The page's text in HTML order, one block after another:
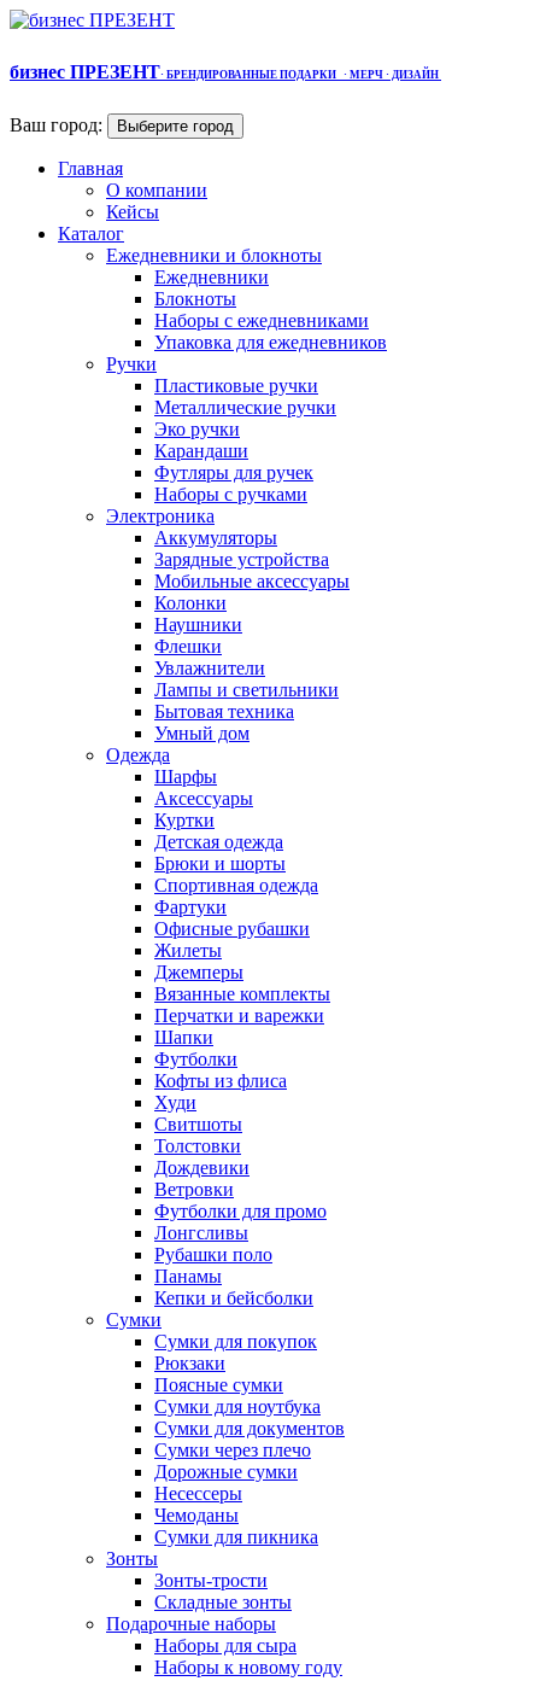
бизнес ПРЕЗЕНТ· БРЕНДИРОВАННЫЕ ПОДАРКИ · МЕРЧ · ДИЗАЙН
Ваш город: Выберите город
Главная
О компании
Кейсы
Каталог
Ежедневники и блокноты
Ежедневники
Блокноты
Наборы с ежедневниками
Упаковка для ежедневников
Ручки
Пластиковые ручки
Металлические ручки
Эко ручки
Карандаши
Футляры для ручек
Наборы с ручками
Электроника
Аккумуляторы
Зарядные устройства
Мобильные аксессуары
Колонки
Наушники
Флешки
Увлажнители
Лампы и светильники
Бытовая техника
Умный дом
Одежда
Шарфы
Аксессуары
Куртки
Детская одежда
Брюки и шорты
Спортивная одежда
Фартуки
Офисные рубашки
Жилеты
Джемперы
Вязанные комплекты
Перчатки и варежки
Шапки
Футболки
Кофты из флиса
Худи
Свитшоты
Толстовки
Дождевики
Ветровки
Футболки для промо
Лонгсливы
Рубашки поло
Панамы
Кепки и бейсболки
Сумки
Сумки для покупок
Рюкзаки
Поясные сумки
Сумки для ноутбука
Сумки для документов
Сумки через плечо
Дорожные сумки
Несессеры
Чемоданы
Сумки для пикника
Зонты
Зонты-трости
Складные зонты
Подарочные наборы
Наборы для сыра
Наборы к новому году